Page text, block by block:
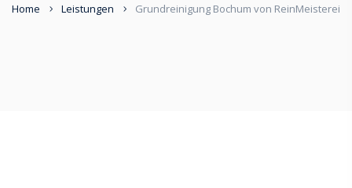
Home Leistungen Grundreinigung Bochum von ReinMeisterei